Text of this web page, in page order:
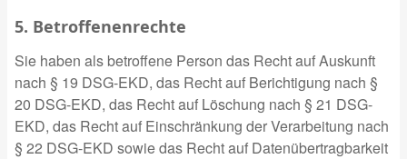
5. Betroffenenrechte
Sie haben als betroffene Person das Recht auf Auskunft
nach § 19 DSG-EKD, das Recht auf Berichtigung nach §
20 DSG-EKD, das Recht auf Löschung nach § 21 DSG-
EKD, das Recht auf Einschränkung der Verarbeitung nach
§ 22 DSG-EKD sowie das Recht auf Datenübertragbarkeit